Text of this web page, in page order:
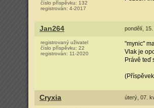
číslo příspěvku: 132
registrován: 4-2017
Jan264 pondělí,
registrovaný uživatel
číslo příspěvku: 22
registrován: 11-2020
"mynic"
Vlak je
Právě teď
Cryxia úterý, 07.